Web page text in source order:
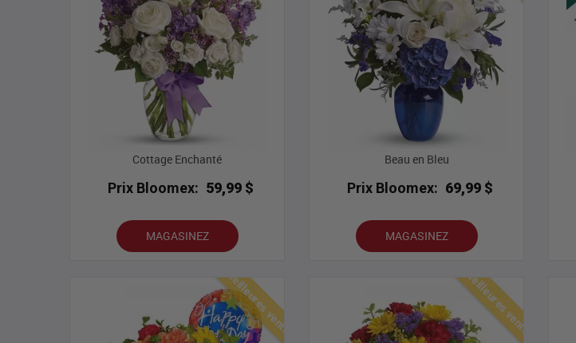
Cottage Enchanté
Prix Bloomex: 59,99 $
MAGASINEZ
Beau en Bleu
Prix Bloomex: 69,99 $
MAGASINEZ
Meilleures ventes Meilleures ventes